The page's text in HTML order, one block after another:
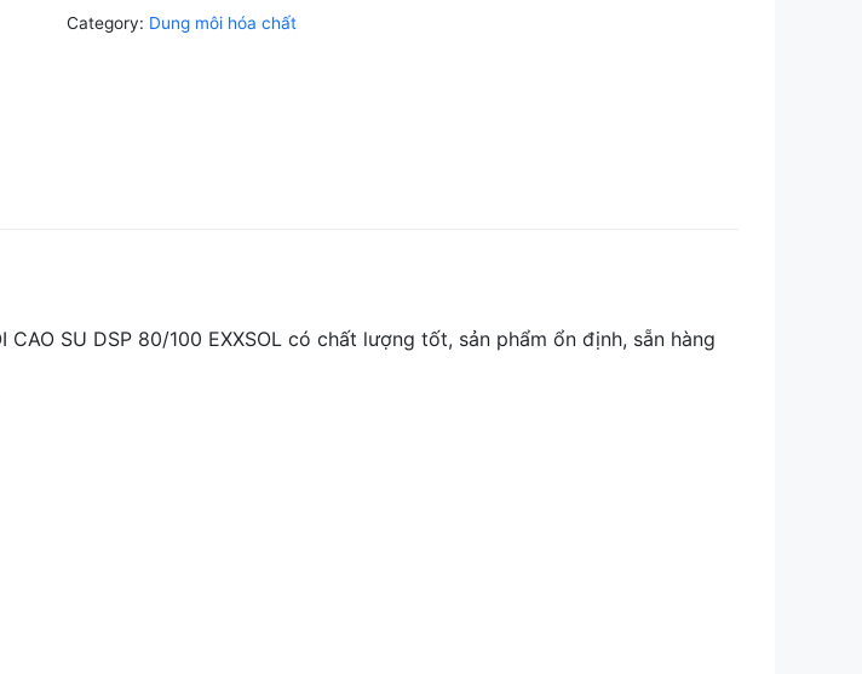
Category: Dung môi hóa chất
SU DSP 80/100 EXXSOL có chất lượng tốt, sản phẩm ổn định, sẵn hàng